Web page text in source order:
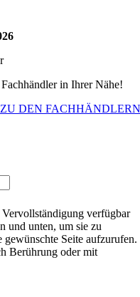
in Ihrer Nähe!
DEN FACHHÄNDLERN
Vervollständigung verfügbar
und unten, um sie zu
Seite aufzurufen.
Berührung oder mit